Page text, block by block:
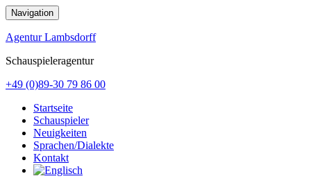
Zum
Inhalt
springen
Navigation
Agentur Lambsdorff
Schauspieleragentur
+49 (0)89-30 79 86 00
Startseite
Schauspieler
Neuigkeiten
Sprachen/Dialekte
Kontakt